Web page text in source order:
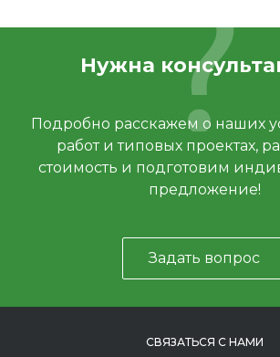
Нужна
Подробно расскажем о наших
работ и типовых проектах,
стоимость и подготовим
предложение!
Задать вопрос
СВЯЗАТЬСЯ С НАМИ